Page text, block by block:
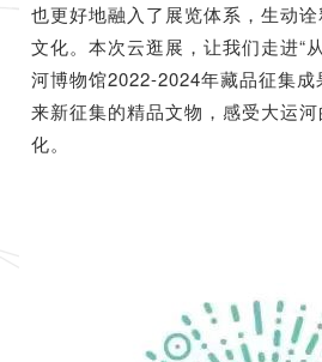
也更好地融入了展览体系，生动
文化。本次云逛展，让我们走进“
河博物馆2022-2024年藏品征集成
来新征集的精品文物，感受大运
化。